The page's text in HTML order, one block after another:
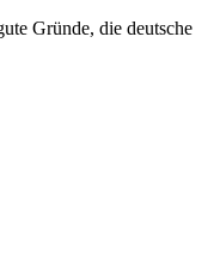
Gründe, die deutsche